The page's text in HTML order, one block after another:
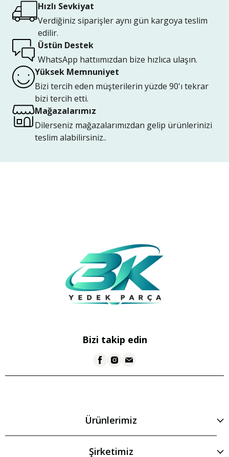
Hızlı Sevkiyat
Verdiğiniz siparişler aynı gün kargoya teslim
edilir.
Üstün Destek
WhatsApp hattıımızdan bize hızlıca ulaşın.
Yüksek Memnuniyet
Bizi tercih eden müşterilerin yüzde 90'ı tekrar
bizi tercih etti.
Mağazalarımız
Dilerseniz mağazalarımızdan gelip ürünlerinizi
teslim alabilirsiniz..
Bizi takip edin
Ürünlerimiz
Şirketimiz